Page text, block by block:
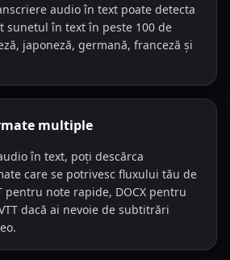
audio în text poate detecta
sunetul în text în peste 100 de
japoneză, germană, franceză și
multiple
în text, poți descărca
care se potrivesc fluxului tău de
pentru note rapide, DOCX pentru
dacă ai nevoie de subtitrări